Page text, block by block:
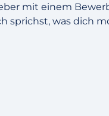
mit einem
sprichst, was dich